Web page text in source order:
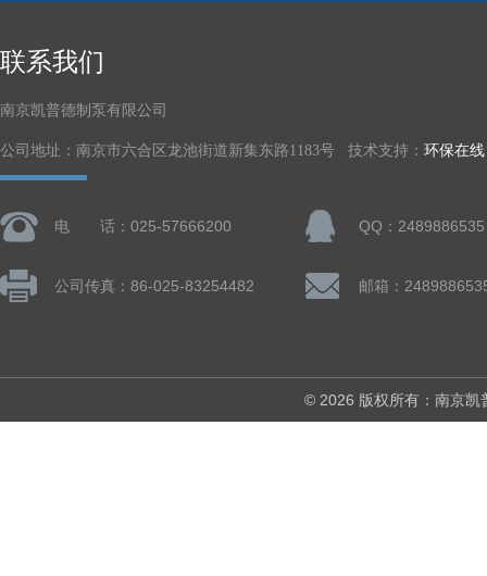
联系我们
南京凯普德制泵有限公司
公司地址：南京市六合区龙池街道新集东路1183号 技术支持： 环保在线
电 话：025-57666200 QQ：2489886535
公司传真：86-025-83254482 邮箱：
© 2026 版权所有：南京